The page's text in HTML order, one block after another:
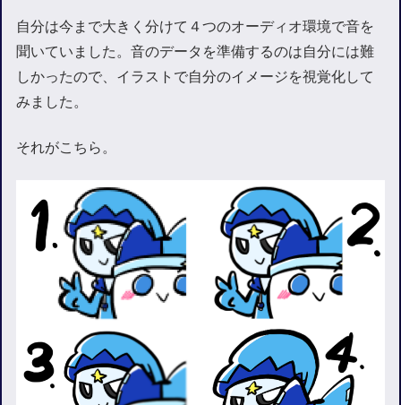
自分は今まで大きく分けて４つのオーディオ環境で音を
聞いていました。音のデータを準備するのは自分には難
しかったので、イラストで自分のイメージを視覚化して
みました。
それがこちら。